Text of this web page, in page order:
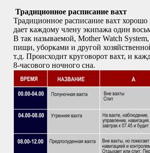
Традиционное расписание вахт
Традиционное расписание вахт
дает каждому члену экипажа один
В так называемой, Mother Watch
пищи, уборками и другой
т.д. Происходит круговорот вахт, и
8-часового ночного сна.